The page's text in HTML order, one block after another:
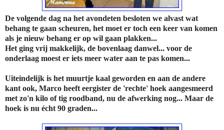
De volgende dag na het avondeten besloten we alvast wat
behang te gaan scheuren, het moet er toch een keer van komen
als je nieuw behang er op wil gaan plakken...
Het ging vrij makkelijk, de bovenlaag danwel... voor de
onderlaag moest er iets meer water aan te pas komen...
Uiteindelijk is het muurtje kaal geworden en aan de andere
kant ook, Marco heeft eergister de 'rechte' hoek aangesmeerd
met zo'n kilo of tig roodband, nu de afwerking nog... Maar de
hoek is nu écht 90 graden...